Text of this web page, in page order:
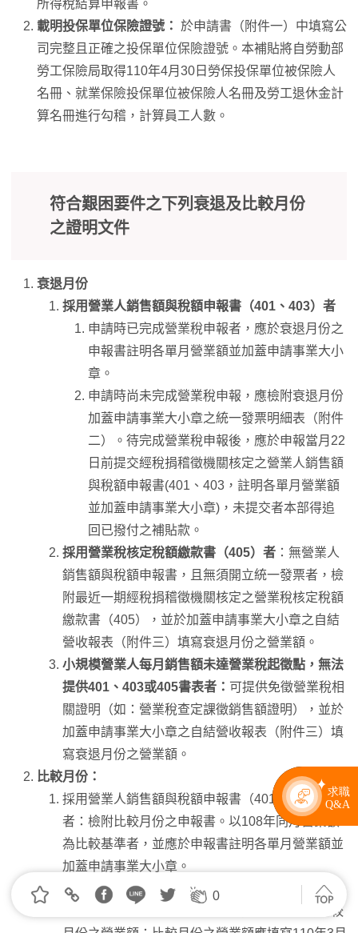
所得稅結算申報書。
載明投保單位保險證號： 於申請書（附件一）中填寫公
司完整且正確之投保單位保險證號。本補貼將自勞動部
勞工保險局取得110年4月30日勞保投保單位被保險人
名冊、就業保險投保單位被保險人名冊及勞工退休金計
算名冊進行勾稽，計算員工人數。
符合艱困要件之下列衰退及比較月份
之證明文件
衰退月份
採用營業人銷售額與稅額申報書（401、403）者
申請時已完成營業稅申報者，應於衰退月份之
申報書註明各單月營業額並加蓋申請事業大小
章。
申請時尚未完成營業稅申報，應檢附衰退月份
加蓋申請事業大小章之統一發票明細表（附件
二）。待完成營業稅申報後，應於申報當月22
日前提交經稅捐稽徵機關核定之營業人銷售額
與稅額申報書(401、403，註明各單月營業額
並加蓋申請事業大小章)，未提交者本部得追
回已撥付之補貼款。
採用營業稅核定稅額繳款書（405）者 ：無營業人
銷售額與稅額申報書，且無須開立統一發票者，檢
附最近一期經稅捐稽徵機關核定之營業稅核定稅額
繳款書（405），並於加蓋申請事業大小章之自結
營收報表（附件三）填寫衰退月份之營業額。
小規模營業人每月銷售額未達營業稅起徵點，無法
提供401、403或405書表者： 可提供免徵營業稅相
關證明（如：營業稅查定課徵銷售額證明），並於
加蓋申請事業大小章之自結營收報表（附件三）填
寫衰退月份之營業額。
比較月份：
採用營業人銷售額與稅額申報書（401、403）
者：檢附比較月份之申報書。以108年同月營業額
為比較基準者，並應於申報書註明各單月營業額並
加蓋申請事業大小章。
採用營業稅核定稅額繳款書（405）者：於加蓋申
請事業大小章之自結營收報表（附件三）填寫比較
0